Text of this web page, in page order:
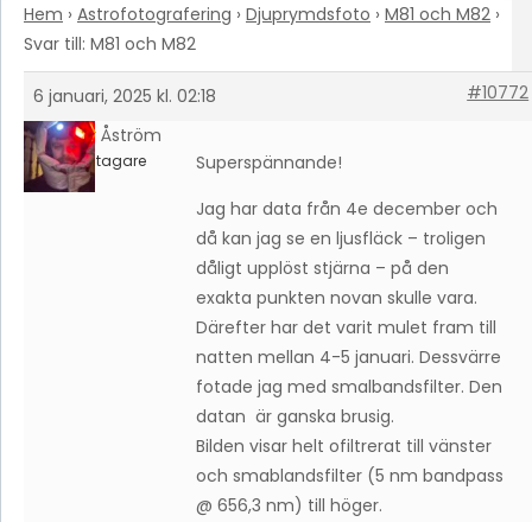
Hem › Astrofotografering › Djuprymdsfoto › M81 och M82 ›
Svar till: M81 och M82
6 januari, 2025 kl. 02:18
#10772
Petter Åström
Deltagare
Superspännande!
Jag har data från 4e december och
då kan jag se en ljusfläck – troligen
dåligt upplöst stjärna – på den
exakta punkten novan skulle vara.
Därefter har det varit mulet fram till
natten mellan 4-5 januari. Dessvärre
fotade jag med smalbandsfilter. Den
datan är ganska brusig.
Bilden visar helt ofiltrerat till vänster
och smablandsfilter (5 nm bandpass
@ 656,3 nm) till höger.